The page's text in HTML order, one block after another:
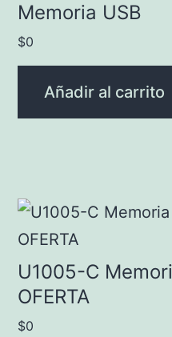
Memoria USB
$0
Añadir al carrito
U1005-C
OFERTA
$0
Este
producto
tiene
múltiples
variantes.